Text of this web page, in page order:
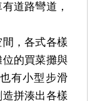
道路彎道，
，各式各樣
的買菜攤與
有小型步滑
拼湊出各樣